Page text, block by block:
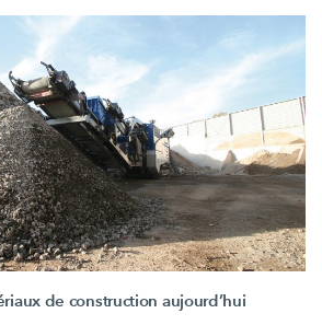
de construction aujourd’hui